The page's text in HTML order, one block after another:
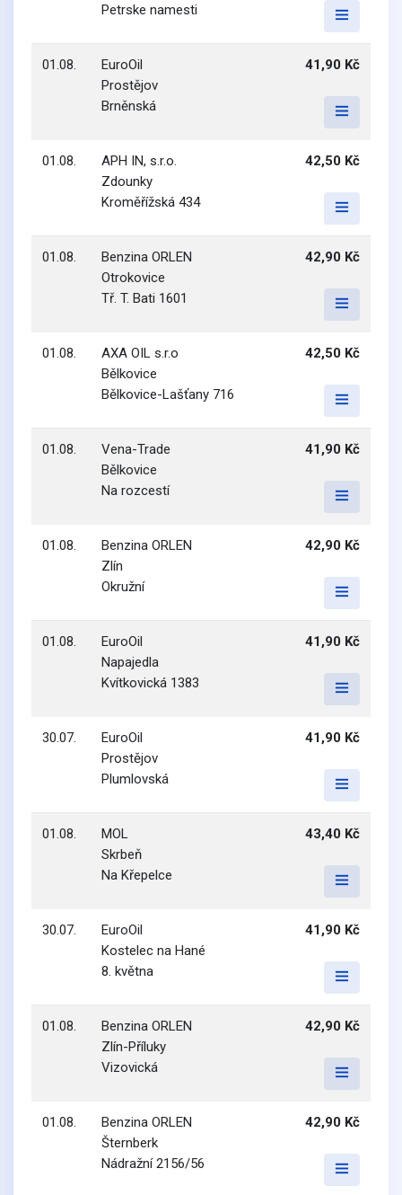
Petrske namesti
01.08.
EuroOil
Prostějov
Brněnská
41,90 Kč
01.08.
APH IN, s.r.o.
Zdounky
Kroměřížská 434
42,50 Kč
01.08.
Benzina ORLEN
Otrokovice
Tř. T. Bati 1601
42,90 Kč
01.08.
AXA OIL s.r.o
Bělkovice
Bělkovice-Lašťany 716
42,50 Kč
01.08.
Vena-Trade
Bělkovice
Na rozcestí
41,90 Kč
01.08.
Benzina ORLEN
Zlín
Okružní
42,90 Kč
01.08.
EuroOil
Napajedla
Kvítkovická 1383
41,90 Kč
30.07.
EuroOil
Prostějov
Plumlovská
41,90 Kč
01.08.
MOL
Skrbeň
Na Křepelce
43,40 Kč
30.07.
EuroOil
Kostelec na Hané
8. května
41,90 Kč
01.08.
Benzina ORLEN
Zlín-Příluky
Vizovická
42,90 Kč
01.08.
Benzina ORLEN
Šternberk
Nádražní 2156/56
42,90 Kč